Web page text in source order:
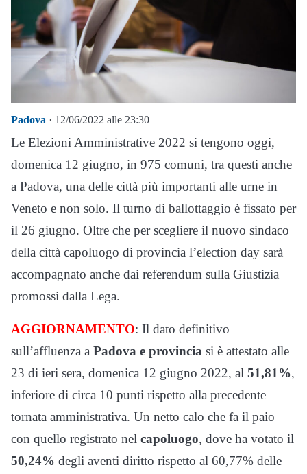
Padova · 12/06/2022 alle 23:30
Le Elezioni Amministrative 2022 si tengono oggi,
domenica 12 giugno, in 975 comuni, tra questi anche
a Padova, una delle città più importanti alle urne in
Veneto e non solo. Il turno di ballottaggio è fissato per
il 26 giugno. Oltre che per scegliere il nuovo sindaco
della città capoluogo di provincia l’election day sarà
accompagnato anche dai referendum sulla Giustizia
promossi dalla Lega.
AGGIORNAMENTO: Il dato definitivo
sull’affluenza a Padova e provincia si è attestato alle
23 di ieri sera, domenica 12 giugno 2022, al 51,81%,
inferiore di circa 10 punti rispetto alla precedente
tornata amministrativa. Un netto calo che fa il paio
con quello registrato nel capoluogo, dove ha votato il
50,24% degli aventi diritto rispetto al 60,77% delle